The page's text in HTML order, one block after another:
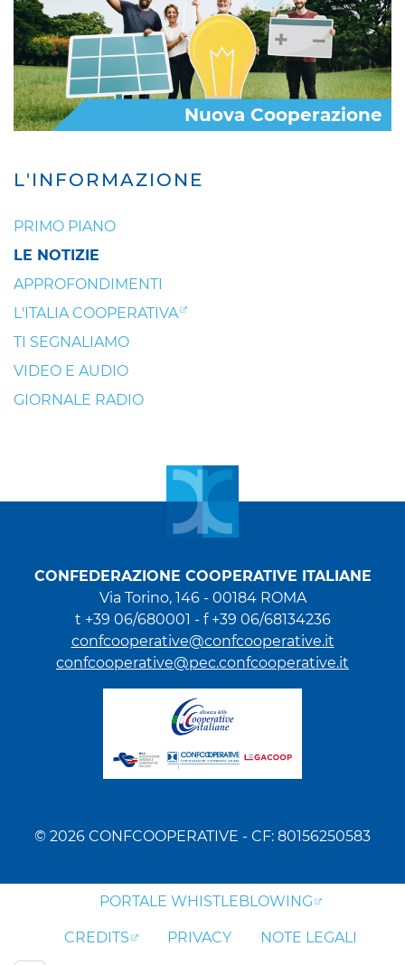
L'INFORMAZIONE
PRIMO PIANO
LE NOTIZIE
APPROFONDIMENTI
L'ITALIA COOPERATIVA
TI SEGNALIAMO
VIDEO E AUDIO
GIORNALE RADIO
Nuova Cooperazione
CONFEDERAZIONE COOPERATIVE ITALIANE
Via Torino, 146 - 00184 ROMA
t +39 06/680001 - f +39 06/68134236
confcooperative@confcooperative.it
confcooperative@pec.confcooperative.it
© 2026 CONFCOOPERATIVE - CF: 80156250583
PORTALE WHISTLEBLOWING
CREDITS PRIVACY NOTE LEGALI